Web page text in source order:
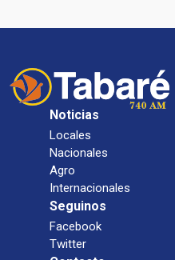
Noticias
Locales
Nacionales
Agro
Internacionales
Seguinos
Facebook
Twitter